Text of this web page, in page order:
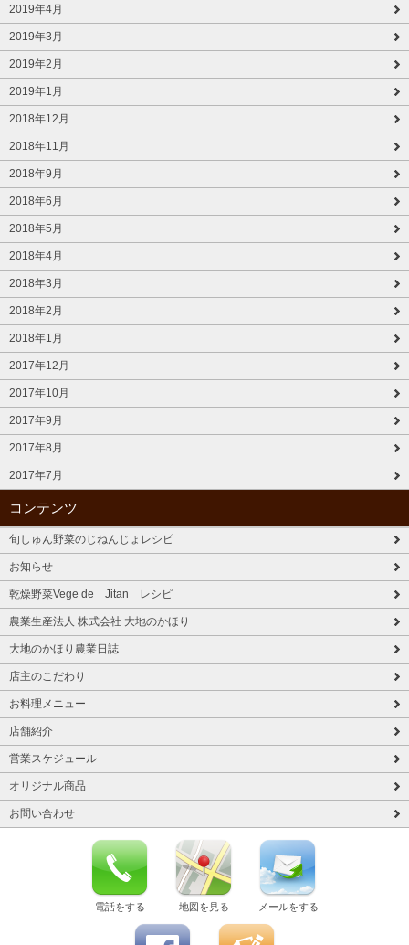
2019年4月
2019年3月
2019年2月
2019年1月
2018年12月
2018年11月
2018年9月
2018年6月
2018年5月
2018年4月
2018年3月
2018年2月
2018年1月
2017年12月
2017年10月
2017年9月
2017年8月
2017年7月
コンテンツ
旬しゅん野菜のじねんじょレシピ
お知らせ
乾燥野菜Vege de Jitan レシピ
農業生産法人 株式会社 大地のかほり
大地のかほり農業日誌
店主のこだわり
お料理メニュー
店舗紹介
営業スケジュール
オリジナル商品
お問い合わせ
電話をする 地図を見る メールをする